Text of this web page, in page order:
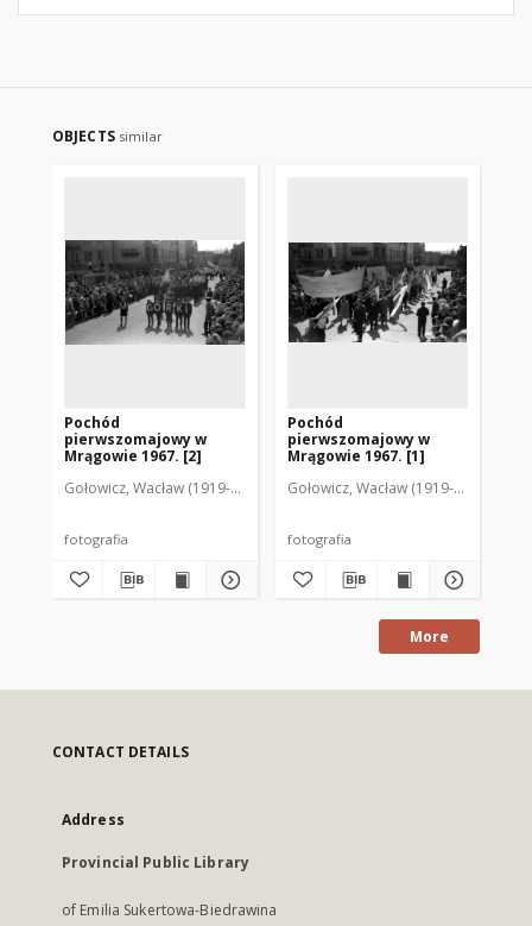
OBJECTS similar
Pochód
pierwszomajowy w
Mrągowie 1967. [2]
Gołowicz, Wacław (1919-1983). Fot.
fotografia
Pochód
pierwszomajowy w
Mrągowie 1967. [1]
Gołowicz, Wacław (1919-1983). Fot.
fotografia
More
CONTACT DETAILS
Address
Provincial Public Library
of Emilia Sukertowa-Biedrawina